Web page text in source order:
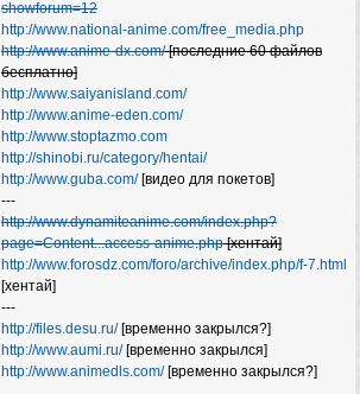
showforum=12
http://www.national-anime.com/free_media.php
http://www.anime-dx.com/[последние 60 файлов
бесплатно]
http://www.saiyanisland.com/
http://www.anime-eden.com/
http://www.stoptazmo.com
http://shinobi.ru/category/hentai/
http://www.guba.com/[видео для покетов]
---
http://www.dynamiteanime.com/index.php?
page=Content...access-anime.php[хентай]
http://www.forosdz.com/foro/archive/index.php/f-7.html
[хентай]
---
http://files.desu.ru/[временно закрылся?]
http://www.aumi.ru/[временно закрылся]
http://www.animedls.com/[временно закрылся?]